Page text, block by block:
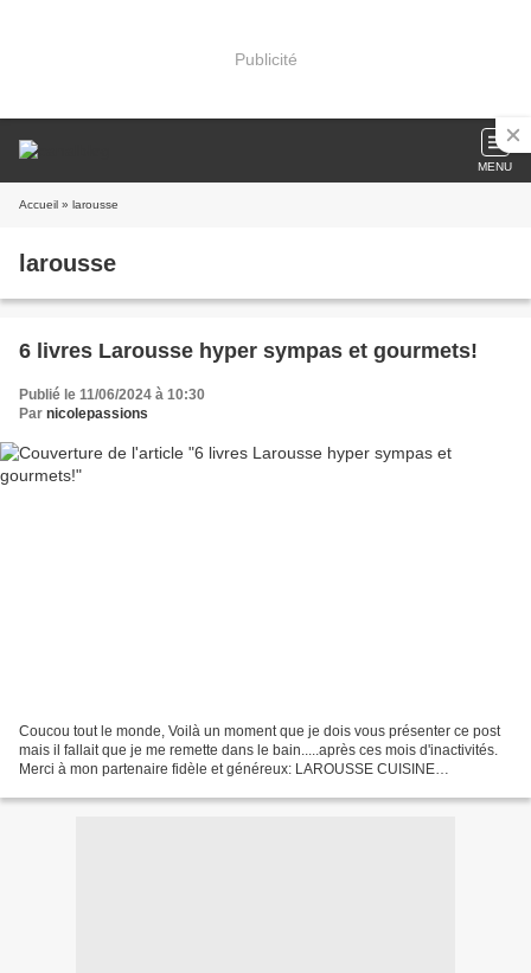
Publicité
MENU
Accueil » larousse
larousse
6 livres Larousse hyper sympas et gourmets!
Publié le 11/06/2024 à 10:30
Par nicolepassions
Coucou tout le monde, Voilà un moment que je dois vous présenter ce post
mais il fallait que je me remette dans le bain.....après ces mois d'inactivités.
Merci à mon partenaire fidèle et généreux: LAROUSSE CUISINE